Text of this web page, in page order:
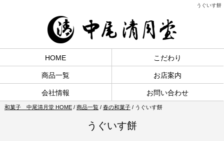
うぐいす餅
HOME こだわり
商品一覧 お店案内
会社情報 お問い合わせ
和菓子 中尾清月堂 HOME/ 商品一覧/ 春の和菓子/ うぐいす餅
うぐいす餅